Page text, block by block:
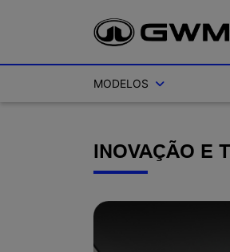
MODELOS
INOVAÇÃO E